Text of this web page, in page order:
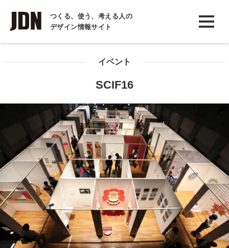
つくる、使う、考える人の
デザイン情報サイト
INTERVIEW
インタビュー
イベント
SCIF16